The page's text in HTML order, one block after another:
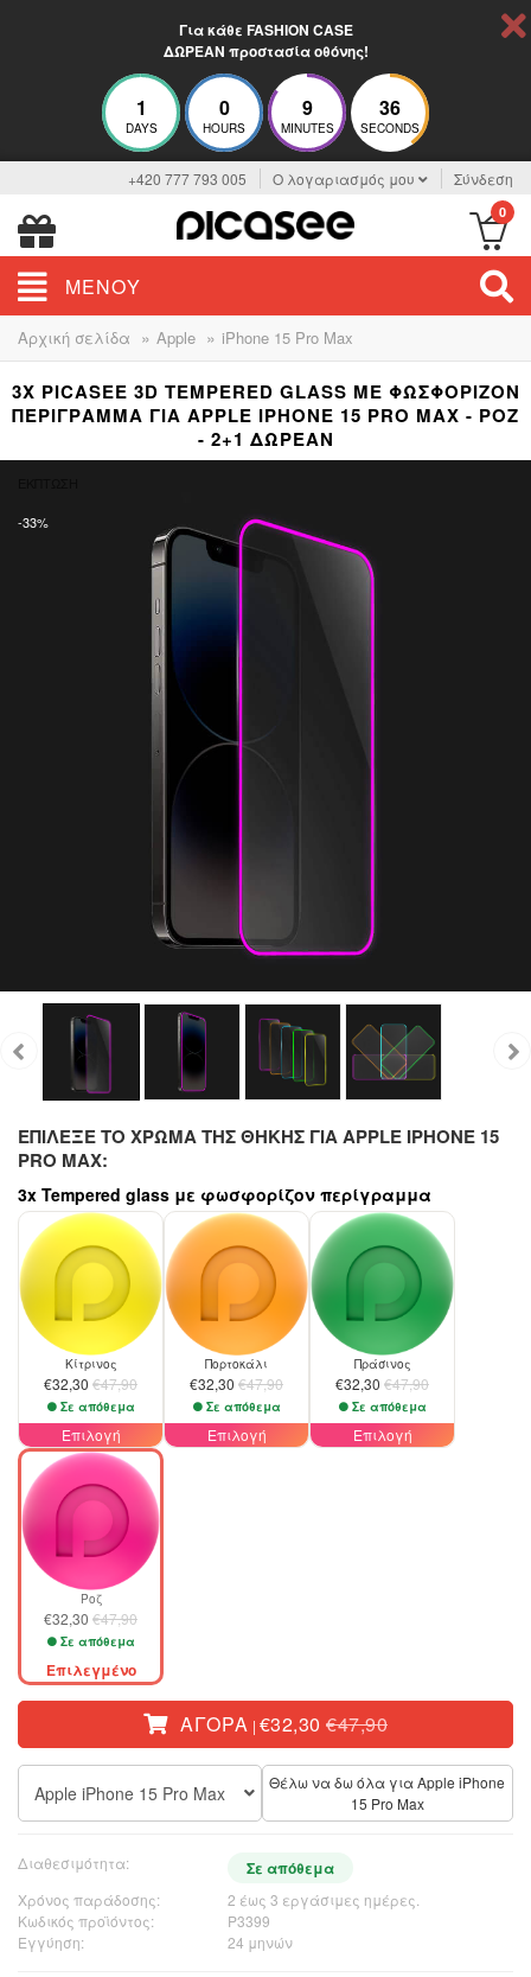
Για κάθε FASHION CASE
ΔΩΡΕΑΝ προστασία οθόνης!
1
DAYS
0
HOURS
9
MINUTES
35
SECONDS
+420 777 793 005 Ο λογαριασμός μου Σύνδεση
0
ΜΕΝΟΎ
Αρχική σελίδα » Apple » iPhone 15 Pro Max
3X PICASEE 3D TEMPERED GLASS ΜΕ ΦΩΣΦΟΡΊΖΟΝ
ΠΕΡΊΓΡΑΜΜΑ ΓΙΑ APPLE IPHONE 15 PRO MAX - ΡΟΖ
- 2+1 ΔΩΡΕΆΝ
-33%
ΕΠΊΛΕΞΕ ΤΟ ΧΡΏΜΑ ΤΗΣ ΘΉΚΗΣ ΓΙΑ APPLE IPHONE 15
PRO MAX:
3x Tempered glass με φωσφορίζον περίγραμμα
-33%
Κίτρινος
€32,30 €47,90
Σε απόθεμα
Επιλογή
-33%
Πορτοκάλι
€32,30 €47,90
Σε απόθεμα
Επιλογή
-33%
Πράσινος
€32,30 €47,90
Σε απόθεμα
Επιλογή
-33%
Ροζ
€32,30 €47,90
Σε απόθεμα
Επιλεγμένο
ΑΓΟΡΆ | €32,30 €47,90
Apple iPhone 15 Pro Max
Θέλω να δω όλα για Apple iPhone
15 Pro Max
Διαθεσιμότητα: Σε απόθεμα
Χρόνος παράδοσης:
2 έως 3 εργάσιμες ημέρες.
Κωδικός προϊόντος:
P3399
Εγγύηση:
24 μηνών